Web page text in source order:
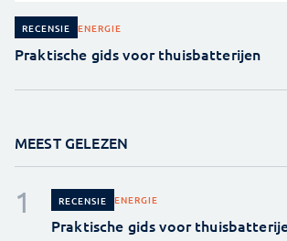
RECENSIE ENERGIE
Praktische gids voor thuisbatterijen
MEEST GELEZEN
RECENSIE ENERGIE
Praktische gids voor